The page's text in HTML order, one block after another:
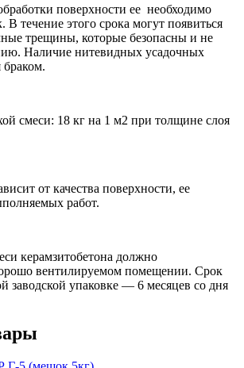
поверхности ее необходимо
В течение этого срока могут появиться
трещины, которые безопасны и не
Наличие нитевидных усадочных
браком.
смеси: 18 кг на 1 м2 при толщине слоя
от качества поверхности, ее
работ.
керамзитобетона должно
вентилируемом помещении. Срок
заводской упаковке — 6 месяцев со дня